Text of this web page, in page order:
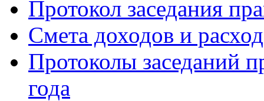
Протокол заседания
Смета доходов и
Протоколы заседаний
года